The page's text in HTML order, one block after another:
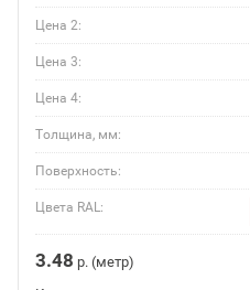
Цена 2:
Цена 3:
Цена 4:
Толщина, мм:
Поверхность:
Цвета RAL:
3.48 р. (метр)